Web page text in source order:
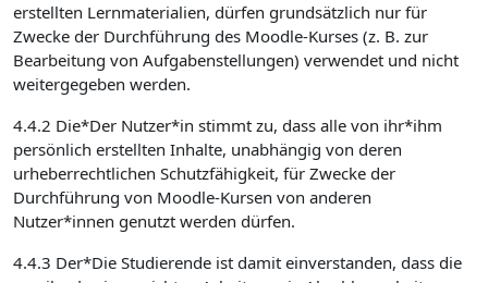
erstellten Lernmaterialien, dürfen grundsätzlich nur für
Zwecke der Durchführung des Moodle-Kurses (z. B. zur
Bearbeitung von Aufgabenstellungen) verwendet und nicht
weitergegeben werden.
4.4.2 Die*Der Nutzer*in stimmt zu, dass alle von ihr*ihm
persönlich erstellten Inhalte, unabhängig von deren
urheberrechtlichen Schutzfähigkeit, für Zwecke der
Durchführung von Moodle-Kursen von anderen
Nutzer*innen genutzt werden dürfen.
4.4.3 Der*Die Studierende ist damit einverstanden, dass die